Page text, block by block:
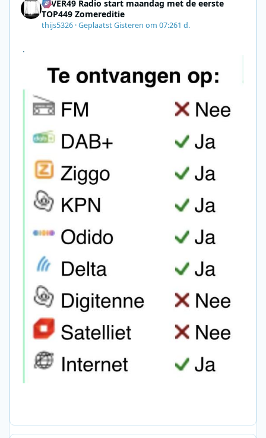
4EVER49 Radio start maandag met de eerste
TOP449 Zomereditie
thijs5326 ·GeplaatstGisteren om 07:261 d.
.